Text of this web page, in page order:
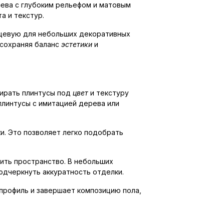
с глубоким рельефом и матовым
и текстур.
для небольших декоративных
баланс эстетики и
плинтусы под цвет и текстуру
с имитацией дерева или
Это позволяет легко подобрать
пространство. В небольших
аккуратность отделки.
и завершает композицию пола,